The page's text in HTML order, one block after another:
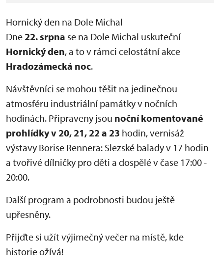
Hornický den na Dole Michal
Dne22. srpna se na Dole Michal uskuteční
Hornický den, a to v rámci celostátní akce
Hradozámecká noc.
Návštěvníci se mohou těšit na jedinečnou
atmosféru industriální památky v nočních
hodinách. Připraveny jsou noční komentované
prohlídky v 20, 21, 22 a 23 hodin, vernisáž
výstavy Borise Rennera: Slezské balady v 17 hodin
a tvořivé dílničky pro děti a dospělé v čase 17:00 -
20:00.
Další program a podrobnosti budou ještě
upřesněny.
Přijďte si užít výjimečný večer na místě, kde
historie ožívá!